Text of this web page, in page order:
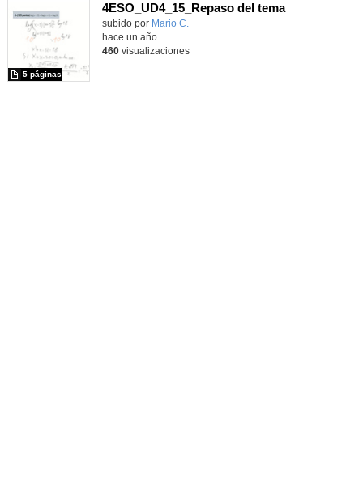
4ESO_UD4_15_Repaso del tema
Contenido educativo.
subido por Mario C.
5 páginas
hace un año
460visualizaciones